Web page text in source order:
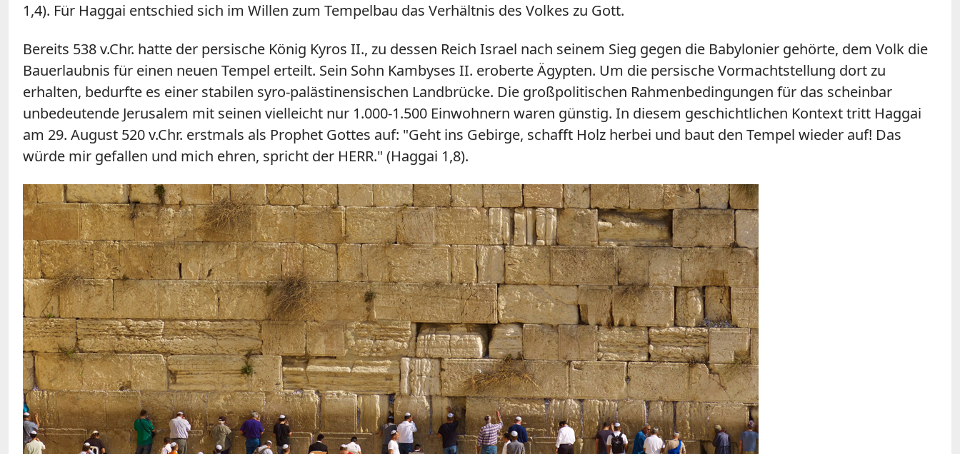
1,4). Für Haggai entschied sich im Willen zum Tempelbau das Verhältnis des Volkes zu Gott.
Bereits 538 v.Chr. hatte der persische König Kyros II., zu dessen Reich Israel nach seinem Sieg gegen die Babylonier gehörte, dem Volk die
Bauerlaubnis für einen neuen Tempel erteilt. Sein Sohn Kambyses II. eroberte Ägypten. Um die persische Vormachtstellung dort zu
erhalten, bedurfte es einer stabilen syro-palästinensischen Landbrücke. Die großpolitischen Rahmenbedingungen für das scheinbar
unbedeutende Jerusalem mit seinen vielleicht nur 1.000-1.500 Einwohnern waren günstig. In diesem geschichtlichen Kontext tritt Haggai
am 29. August 520 v.Chr. erstmals als Prophet Gottes auf: "Geht ins Gebirge, schafft Holz herbei und baut den Tempel wieder auf! Das
würde mir gefallen und mich ehren, spricht der HERR." (Haggai 1,8).